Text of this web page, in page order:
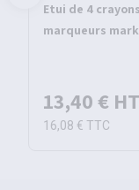
Etui de 4 crayons
marqueurs
13,40 € HT
16,08 € TTC